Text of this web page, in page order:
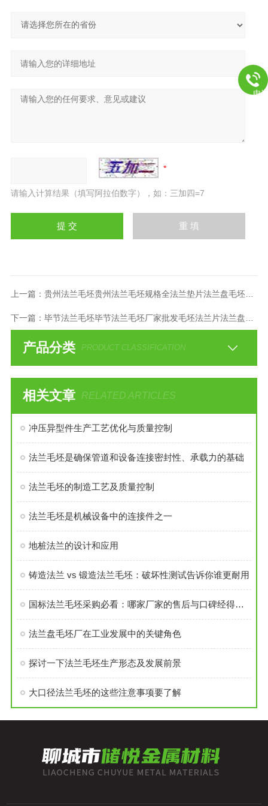
请输入计算结果（填写阿拉伯数字），如：三加四=7
上一篇： 贵州法兰毛坯贵州法兰毛坯规格全法兰垫片法兰盘毛坯定做
下一篇： 毕节法兰毛坯毕节法兰毛坯厂家批发毛坯法兰片法兰盘毛坯
产品分类 PRODUCT CLASSIFICATION
相关文章 RELATED ARTICLES
冲压异型件生产工艺优化与质量控制
法兰毛坯是确保管道和设备连接密封性、承载力的基础
法兰毛坯的制造工艺及质量控制
法兰毛坯是机械设备中的连接件之一
地桩法兰的设计和应用
铸造法兰 vs 锻造法兰毛坯：破坏性测试告诉你谁更耐用
国标法兰毛坯采购必看：哪家厂家的售后与口碑经得起考验？
法兰盘毛坯厂在工业发展中的关键角色
探讨一下法兰毛坯生产形态及发展前景
大口径法兰毛坯的这些注意事项要了解
电